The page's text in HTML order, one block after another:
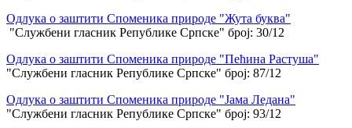
Одлука о заштити Споменика природе "Жута буква"
"Службени гласник Републике Српске" број: 30/12
Одлука о заштити Споменика природе "Пећина Растуша"
"Службени гласник Републике Српске" број: 87/12
Одлука о заштити Споменика природе "Јама Ледана"
"Службени гласник Републике Српске" број: 93/12